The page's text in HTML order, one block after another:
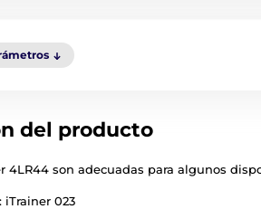
del producto
4LR44 son adecuadas para algunos
iTrainer 023